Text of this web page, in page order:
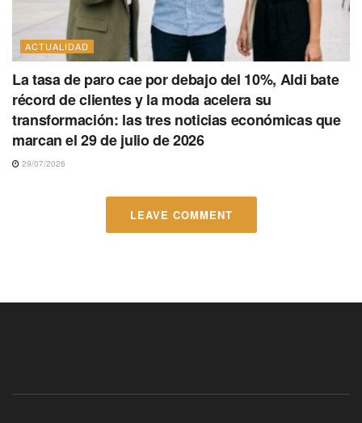
ACTUALIDAD
La tasa de paro cae por debajo del 10%, Aldi bate
récord de clientes y la moda acelera su
transformación: las tres noticias económicas que
marcan el 29 de julio de 2026
29/07/2026
LEAVE COMMENT